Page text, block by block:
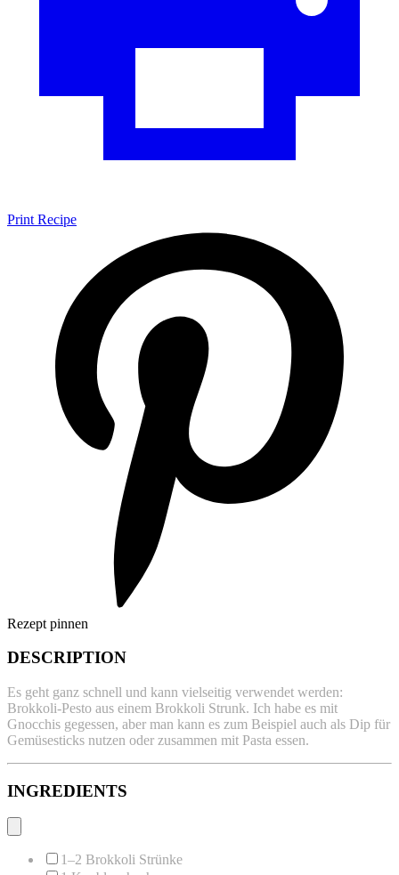
Print Recipe
Rezept pinnen
DESCRIPTION
Es geht ganz schnell und kann vielseitig verwendet werden:
Brokkoli-Pesto aus einem Brokkoli Strunk. Ich habe es mit
Gnocchis gegessen, aber man kann es zum Beispiel auch als Dip für
Gemüsesticks nutzen oder zusammen mit Pasta essen.
INGREDIENTS
1–2 Brokkoli Strünke